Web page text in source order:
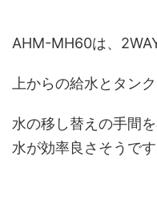
AHM-MH60は、
上からの給水とタン
水の移し替えの手間
水が効率良さそうです